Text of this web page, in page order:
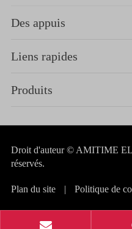
Des appuis
Liens rapides
Produits
Droit d'auteur © AMITIME
réservés.
Plan du site | Politique de